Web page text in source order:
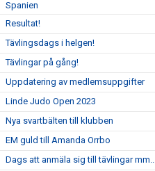
Spanien
Resultat!
Tävlingsdags i helgen!
Tävlingar på gång!
Uppdatering av medlemsuppgifter
Linde Judo Open 2023
Nya svartbälten till klubben
EM guld till Amanda Orrbo
Dags att anmäla sig till tävlingar mm..